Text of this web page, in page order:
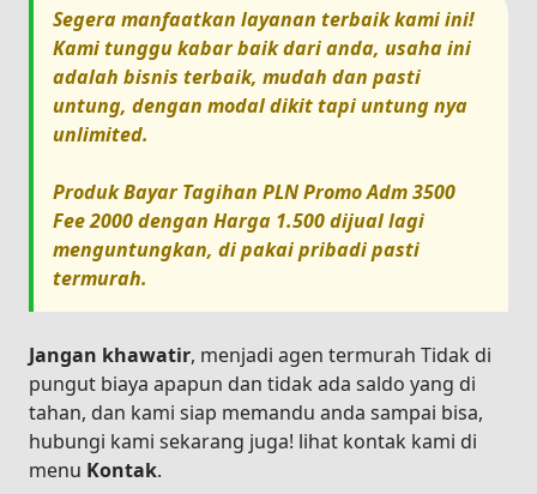
Segera manfaatkan layanan terbaik kami ini!
Kami tunggu kabar baik dari anda, usaha ini
adalah bisnis terbaik, mudah dan pasti
untung, dengan modal dikit tapi untung nya
unlimited.
ProdukBayar Tagihan PLN Promo Adm 3500
Fee 2000dengan Harga 1.500dijual lagi
menguntungkan, di pakai pribadi pasti
termurah.
Jangan khawatir, menjadi agen termurah Tidak di
pungut biaya apapun dan tidak ada saldo yang di
tahan, dan kami siap memandu anda sampai bisa,
hubungi kami sekarang juga! lihat kontak kami di
menu Kontak.